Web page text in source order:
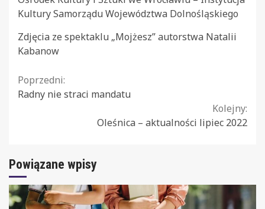
Kultury Samorządu Województwa Dolnośląskiego
Zdjęcia ze spektaklu „Mojżesz” autorstwa Natalii
Kabanow
Continue
Reading
Poprzedni:
Radny nie straci mandatu
Kolejny:
Oleśnica – aktualności lipiec 2022
Powiązane wpisy